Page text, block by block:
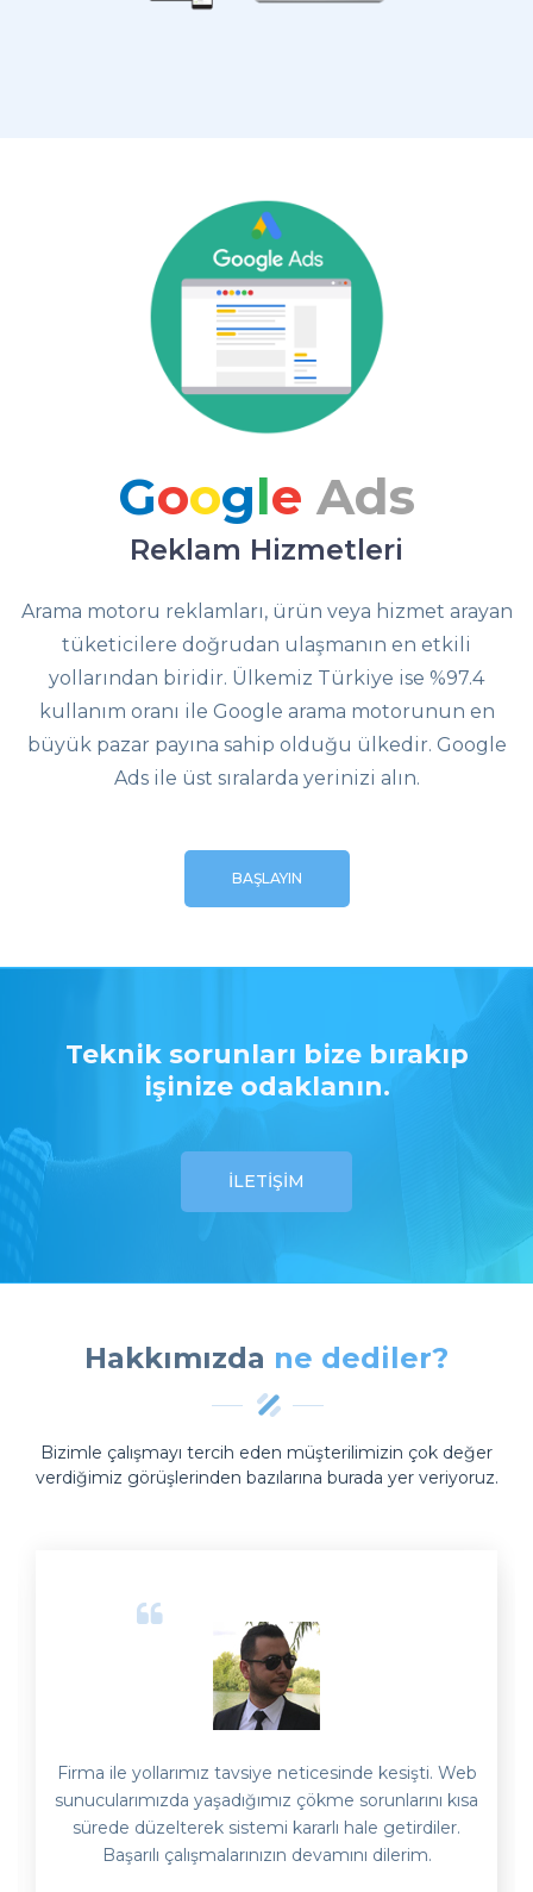
Google Ads
Reklam Hizmetleri
Arama motoru reklamları, ürün veya hizmet arayan
tüketicilere doğrudan ulaşmanın en etkili
yollarından biridir. Ülkemiz Türkiye ise %97.4
kullanım oranı ile Google arama motorunun en
büyük pazar payına sahip olduğu ülkedir. Google
Ads ile üst sıralarda yerinizi alın.
BAŞLAYIN
Teknik sorunları bize bırakıp
işinize odaklanın.
İLETİŞİM
Hakkımızda ne dediler?
Bizimle çalışmayı tercih eden müşterilimizin çok değer
verdiğimiz görüşlerinden bazılarına burada yer veriyoruz.
Firma ile yollarımız tavsiye neticesinde kesişti. Web
sunucularımızda yaşadığımız çökme sorunlarını kısa
sürede düzelterek sistemi kararlı hale getirdiler.
Başarılı çalışmalarınızın devamını dilerim.